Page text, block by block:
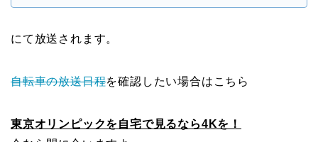
にて放送されます。
自転車の放送日程を確認したい場合はこちら
東京オリンピックを自宅で見るなら4Kを！